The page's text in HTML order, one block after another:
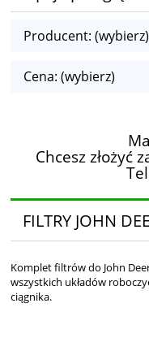
Producent: (wybierz)
Cena: (wybierz)
Chcesz złożyć
FILTRY JOHN
Komplet filtrów do John
wszystkich układów
ciągnika.